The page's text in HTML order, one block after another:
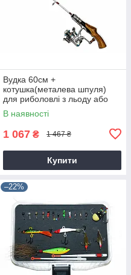
Вудка 60см +
котушка(металева шпуля)
для риболовлі з льоду або
човна.
В наявності
1 067 ₴ 1 467 ₴
Купити
–22%